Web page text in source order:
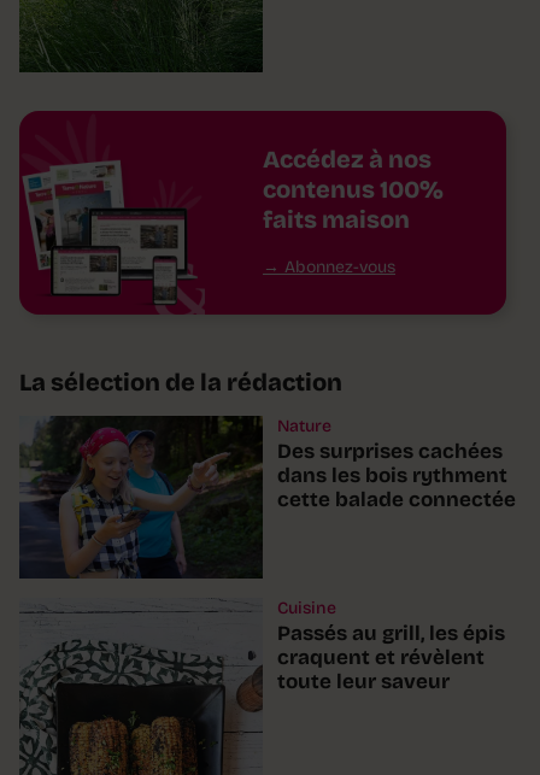
Accédez à nos
contenus 100%
faits maison
Abonnez-vous
La sélection de la rédaction
Nature
Des surprises cachées
dans les bois rythment
cette balade connectée
Cuisine
Passés au grill, les épis
craquent et révèlent
toute leur saveur